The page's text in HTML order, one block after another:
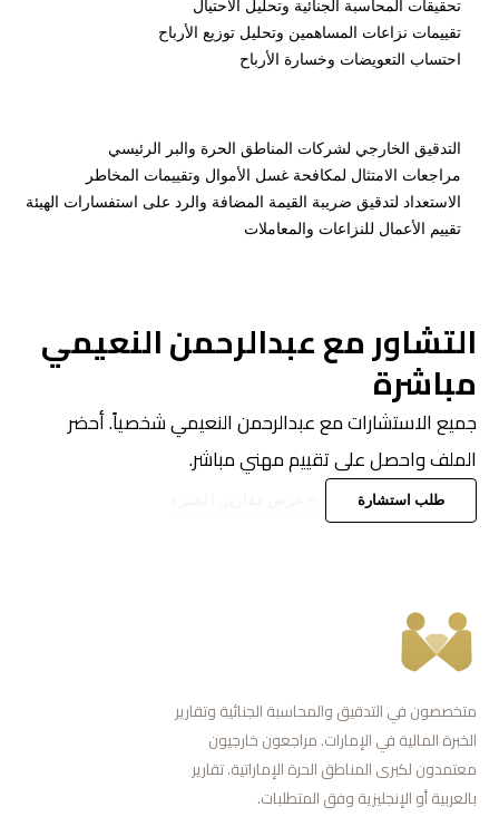
تحقيقات المحاسبة الجنائية وتحليل الاحتيال
تقييمات نزاعات المساهمين وتحليل توزيع الأرباح
احتساب التعويضات وخسارة الأرباح
التدقيق الخارجي لشركات المناطق الحرة والبر الرئيسي
مراجعات الامتثال لمكافحة غسل الأموال وتقييمات المخاطر
الاستعداد لتدقيق ضريبة القيمة المضافة والرد على استفسارات الهيئة
تقييم الأعمال للنزاعات والمعاملات
التشاور مع عبدالرحمن النعيمي
مباشرة
جميع الاستشارات مع عبدالرحمن النعيمي شخصياً. أحضر
الملف واحصل على تقييم مهني مباشر.
طلب استشارة
متخصصون في التدقيق والمحاسبة الجنائية وتقارير
الخبرة المالية في الإمارات. مراجعون خارجيون
معتمدون لكبرى المناطق الحرة الإماراتية. تقارير
بالعربية أو الإنجليزية وفق المتطلبات.